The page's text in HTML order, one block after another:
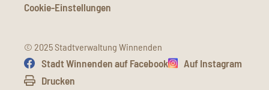
Cookie-Einstellungen
© 2025 Stadtverwaltung Winnenden
Stadt Winnenden auf Facebook
Auf Instagram
Drucken